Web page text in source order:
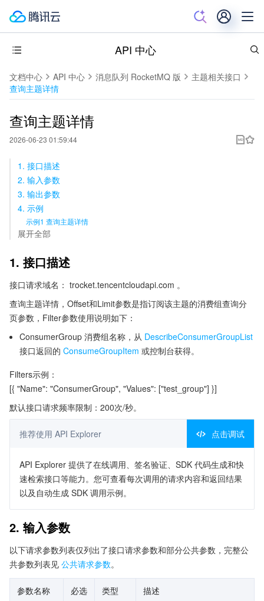
API 中心
文档中心 API 中心 消息队列 RocketMQ 版
主题相关接口
查询主题详情
查询主题详情
2026-06-23 01:59:44
1. 接口描述
2. 输入参数
3. 输出参数
4. 示例
示例1 查询主题详情
展开全部
1. 接口描述
接口请求域名： trocket.tencentcloudapi.com 。
查询主题详情，Offset和Limit参数是指订阅该主题的消费组查询分
页参数，Filter参数使用说明如下：
ConsumerGroup 消费组名称，从 DescribeConsumerGroupList
接口返回的 ConsumeGroupItem 或控制台获得。
Filters示例：
[{ "Name": "ConsumerGroup", "Values": ["test_group"] }]
默认接口请求频率限制：200次/秒。
推荐使用 API Explorer 点击调试
API Explorer 提供了在线调用、签名验证、SDK 代码生成和快
速检索接口等能力。您可查看每次调用的请求内容和返回结果
以及自动生成 SDK 调用示例。
2. 输入参数
以下请求参数列表仅列出了接口请求参数和部分公共参数，完整公
共参数列表见 公共请求参数。
参数名称 必选 类型 描述